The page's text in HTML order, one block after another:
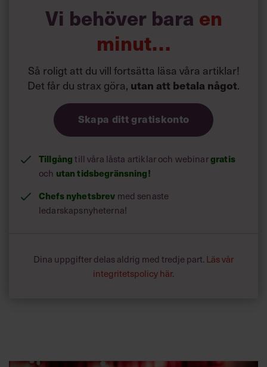
Vi behöver bara en
minut…
Så roligt att du vill fortsätta läsa våra artiklar!
Det får du strax göra, utan att betala något.
Skapa ditt gratiskonto
Tillgångtill våra låsta artiklar och webinargratis
och utan tidsbegränsning!
Chefs nyhetsbrev med senaste
ledarskapsnyheterna!
Dina uppgifter delas aldrig med tredje part. Läs vår
integritetspolicy här.